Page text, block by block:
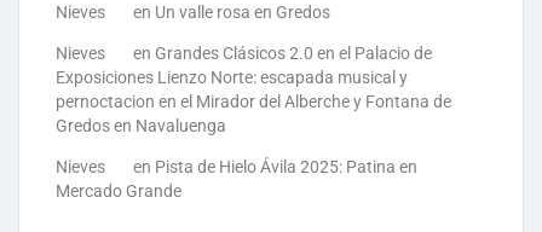
Nieves en Un valle rosa en Gredos
Nieves en Grandes Clásicos 2.0 en el Palacio de
Exposiciones Lienzo Norte: escapada musical y
pernoctacion en el Mirador del Alberche y Fontana de
Gredos en Navaluenga
Nieves en Pista de Hielo Ávila 2025: Patina en
Mercado Grande